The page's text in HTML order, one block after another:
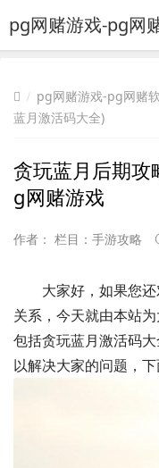
pg网赌游戏-pg网
pg网赌游戏-pg网赌
蓝月激活码大全)
贪玩蓝月后期攻
g网赌游戏
作者： 栏目： 手游攻略
大家好，如果您
关系，今天就由本站
包括贪玩蓝月激活码
以解决大家的问题，